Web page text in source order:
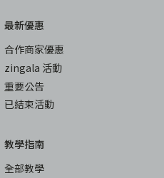
最新優惠
合作商家優惠
zingala 活動
重要公告
已結束活動
教學指南
全部教學